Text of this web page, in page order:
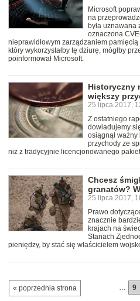
Microsoft
na
była
oznaczona
nieprawidłowym zarządzaniem
który wykorzystałby tę dziurę, mógłby
poinformował Microsoft.
Historyczny
większy
25 lipca 2017,
Z ostatniego
dowiadujemy
osiągnął
przychody ze
niż z tradycyjnie licencjonowanego
Chcesz
granatów?
25 lipca 2017,
Prawo
znacznie
krajach na
Stanach
pieniędzy, by stać się właścicielem
« poprzednia strona … 9